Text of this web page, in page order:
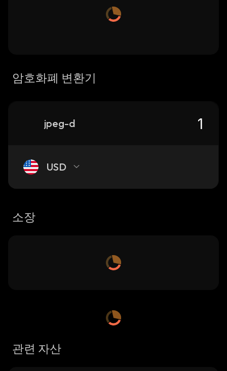
암호화폐 변환기
jpeg-d
USD
소장
관련 자산